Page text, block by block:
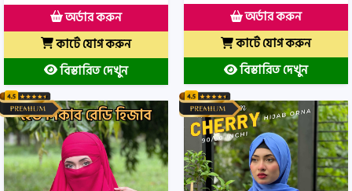
অর্ডার করুন
কার্টে যোগ করুন
বিস্তারিত দেখুন
অর্ডার করুন
কার্টে যোগ করুন
বিস্তারিত দেখুন